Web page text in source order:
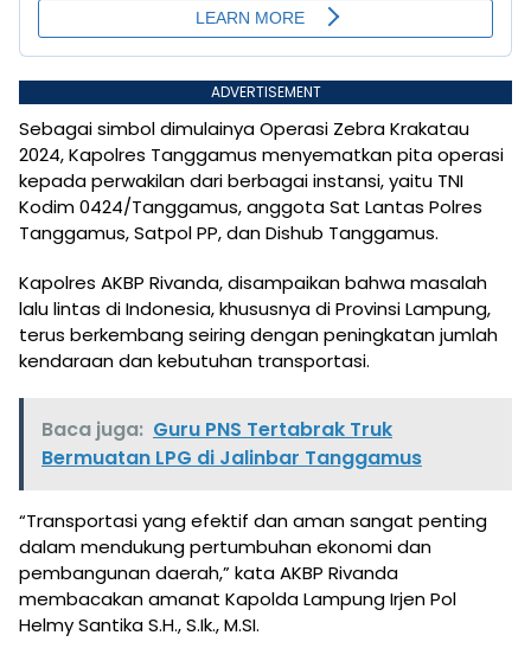
ADVERTISEMENT
Sebagai simbol dimulainya Operasi Zebra Krakatau
2024, Kapolres Tanggamus menyematkan pita operasi
kepada perwakilan dari berbagai instansi, yaitu TNI
Kodim 0424/Tanggamus, anggota Sat Lantas Polres
Tanggamus, Satpol PP, dan Dishub Tanggamus.
Kapolres AKBP Rivanda, disampaikan bahwa masalah
lalu lintas di Indonesia, khususnya di Provinsi Lampung,
terus berkembang seiring dengan peningkatan jumlah
kendaraan dan kebutuhan transportasi.
Baca juga: Guru PNS Tertabrak Truk
Bermuatan LPG di Jalinbar Tanggamus
“Transportasi yang efektif dan aman sangat penting
dalam mendukung pertumbuhan ekonomi dan
pembangunan daerah,” kata AKBP Rivanda
membacakan amanat Kapolda Lampung Irjen Pol
Helmy Santika S.H., S.Ik., M.SI.